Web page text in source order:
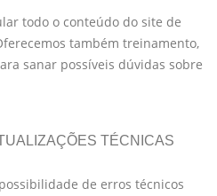
todo o conteúdo do site de
também treinamento,
sanar possíveis dúvidas sobre
TÉCNICAS
de erros técnicos